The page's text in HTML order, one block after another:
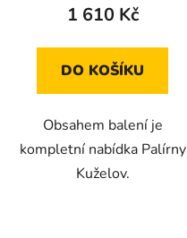
1 610 Kč
DO KOŠÍKU
Obsahem balení je
kompletní nabídka Palírny
Kuželov.